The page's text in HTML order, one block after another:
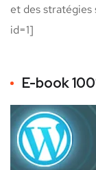
et des
id=1]
E-book